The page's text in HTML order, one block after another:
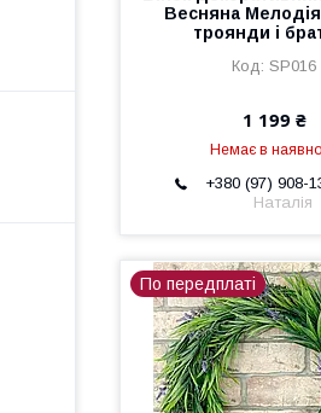
Весняна
троянди і
SP016
1 199 ₴
Немає в
+380 (97) 908-
Наталія
По передплаті